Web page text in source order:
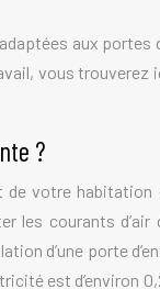
aux
vous
?
votre
courants
d’une porte
est